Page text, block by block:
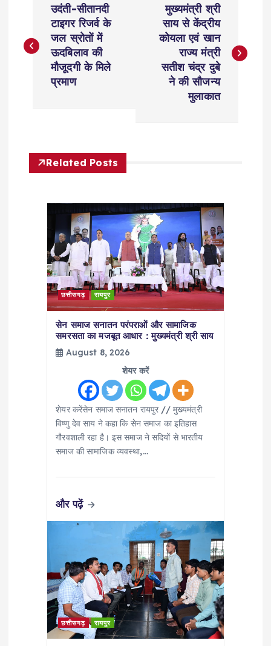
s
a
v
उदंती-सीतानदी
टाइगर रिजर्व के
जल स्रोतों में
ऊदबिलाव की
मौजूदगी के मिले
प्रमाण
मुख्यमंत्री श्री
साय से केंद्रीय
कोयला एवं खान
राज्य मंत्री
सतीश चंद्र दुबे
ने की सौजन्य
मुलाकात
Related Posts
छत्तीसगढ़ रायपुर
सेन समाज सनातन परंपराओं और सामाजिक
समरसता का मजबूत आधार : मुख्यमंत्री श्री साय
August 8, 2026
शेयर करें
शेयर करेंसेन समाज सनातन रायपुर // मुख्यमंत्री
विष्णु देव साय ने कहा कि सेन समाज का इतिहास
गौरवशाली रहा है। इस समाज ने सदियों से भारतीय
समाज की सामाजिक व्यवस्था,…
और पढ़ें
छत्तीसगढ़ रायपुर